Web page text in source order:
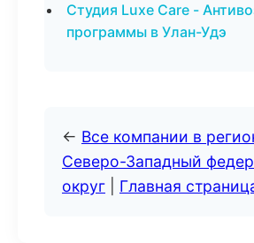
Студия Luxe Care -
программы в Улан-Удэ
← Все компании в
Северо-Западный
округ
Главная